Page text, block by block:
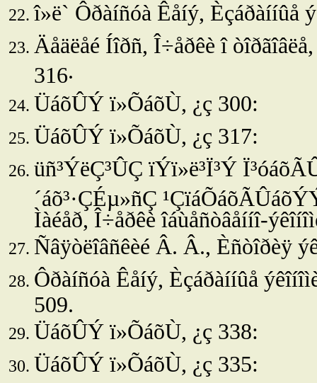
î»ë` Ôðàíñóà Êåíý, Èçáðàííûå
Äåäëåé Íîðñ, Î÷åðêè î
316.
ÜáõÛÝ ï»ÕáõÙ, ¿ç 300:
ÜáõÛÝ ï»ÕáõÙ, ¿ç 317:
üñ³ÝëÇ³ÛÇ ïÝï»ë³Ï³Ý
´áõ³·ÇÉµ»ñÇ
Ìàéåð, Î÷åðêè îáùåñòâåííî-
Ñâÿòëîâñêèé Â. Â., Èñòîðèÿ
Ôðàíñóà Êåíý, Èçáðàííûå
509.
ÜáõÛÝ ï»ÕáõÙ, ¿ç 338:
ÜáõÛÝ ï»ÕáõÙ, ¿ç 335: